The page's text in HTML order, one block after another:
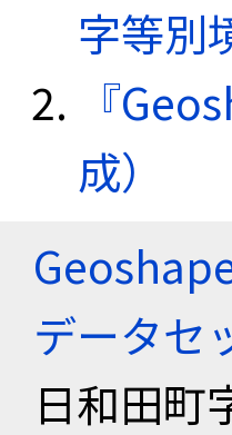
字等別
『
成）
データセ
日和田町